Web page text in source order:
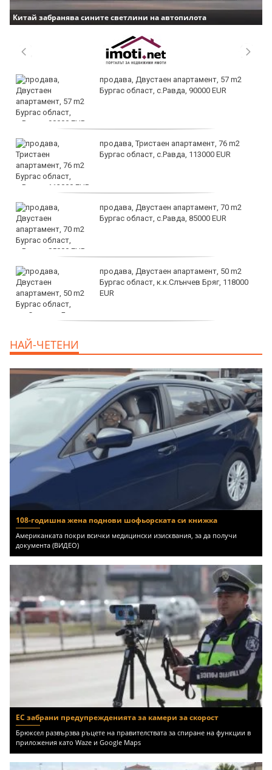
Китай забранява сините светлини на автопилота
продава, Двустаен апартамент, 57 m2
Бургас област, с.Равда, 90000 EUR
продава, Тристаен апартамент, 76 m2
Бургас област, с.Равда, 113000 EUR
продава, Двустаен апартамент, 70 m2
Бургас област, с.Равда, 85000 EUR
продава, Двустаен апартамент, 50 m2
Бургас област, к.к.Слънчев Бряг, 118000
EUR
НАЙ-ЧЕТЕНИ
108-годишна жена поднови шофьорската си книжка
Американката покри всички медицински изисквания, за да получи
документа (ВИДЕО)
ЕС забрани предупрежденията за камери за скорост
Брюксел развързва ръцете на правителствата за спиране на функции в
приложения като Waze и Google Maps